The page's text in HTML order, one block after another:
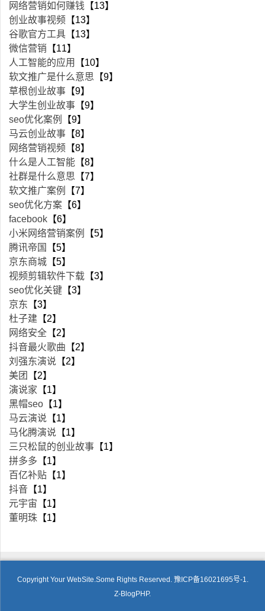
网络营销如何赚钱 【13】
创业故事视频 【13】
谷歌官方工具 【13】
微信营销 【11】
人工智能的应用
【10】
软文推广是什么意思 【9】
草根创业故事 【9】
大学生创业故事 【9】
seo优化案例
【9】
马云创业故事 【8】
网络营销视频 【8】
什么是人工智能 【8】
社群是什么意思 【7】
软文推广案例
【7】
seo优化方案 【6】
facebook 【6】
小米网络营销案例
【5】
腾讯帝国
【5】
京东商城 【5】
视频剪辑软件下载 【3】
seo优化关键 【3】
京东 【3】
杜子建 【2】
网络安全 【2】
抖音最火歌曲 【2】
刘强东演说 【2】
美团
【2】
演说家 【1】
黑帽seo 【1】
马云演说 【1】
马化腾演说 【1】
三只松鼠的创业故事 【1】
拼多多 【1】
百亿补贴 【1】
抖音 【1】
元宇宙 【1】
董明珠 【1】
Copyright Your WebSite.Some Rights Reserved. 豫ICP备16021695号-1.
Z-BlogPHP.